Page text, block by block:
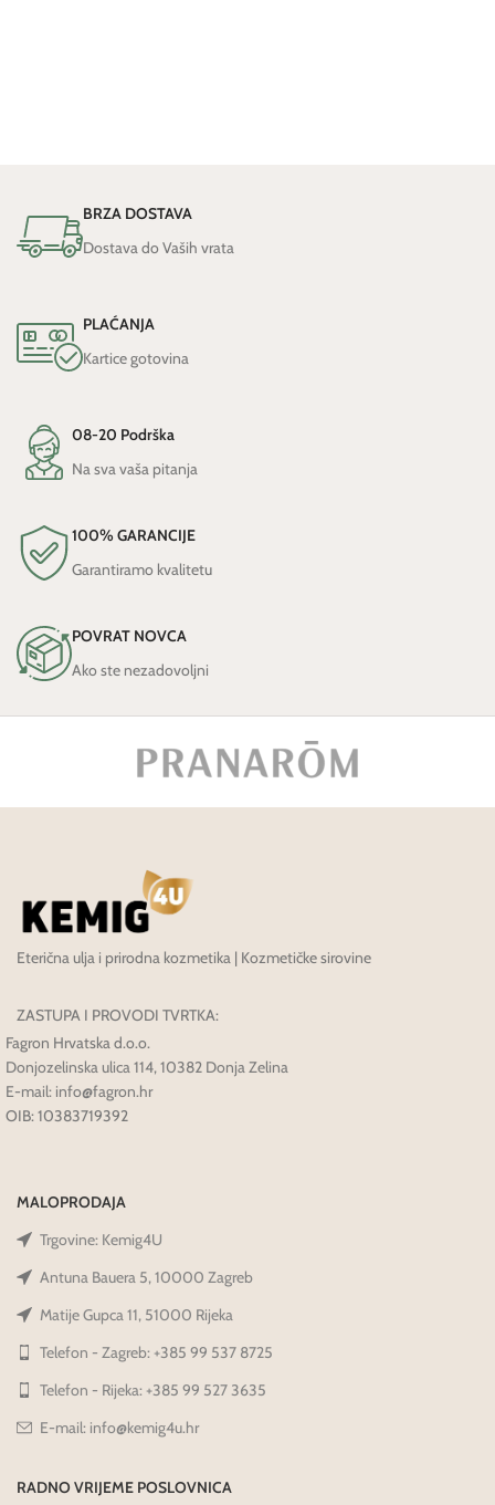
BRZA DOSTAVA
Dostava do Vaših vrata
PLAĆANJA
Kartice gotovina
08-20 Podrška
Na sva vaša pitanja
100% GARANCIJE
Garantiramo kvalitetu
POVRAT NOVCA
Ako ste nezadovoljni
Eterična ulja i prirodna kozmetika | Kozmetičke sirovine
ZASTUPA I PROVODI TVRTKA:
Fagron Hrvatska d.o.o.
Donjozelinska ulica 114, 10382 Donja Zelina
E-mail: info@fagron.hr
OIB: 10383719392
MALOPRODAJA
Trgovine: Kemig4U
Antuna Bauera 5, 10000 Zagreb
Matije Gupca 11, 51000 Rijeka
Telefon - Zagreb: +385 99 537 8725
Telefon - Rijeka: +385 99 527 3635
E-mail: info@kemig4u.hr
RADNO VRIJEME POSLOVNICA